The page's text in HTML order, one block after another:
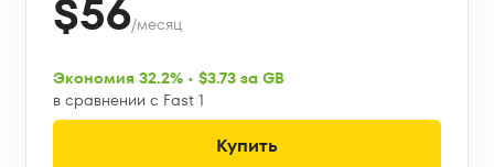
$56/месяц
Экономия 32.2% • $3.73 за GB
в сравнении с Fast 1
Купить